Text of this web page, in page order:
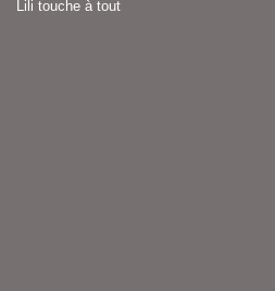
Lili touche à tout